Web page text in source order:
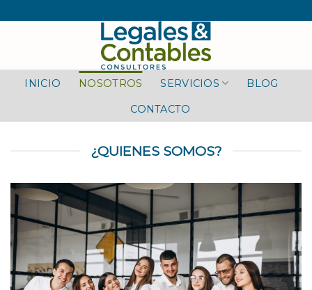
to
INICIO NOSOTROS SERVICIOS BLOG
CONTACTO
¿QUIENES SOMOS?